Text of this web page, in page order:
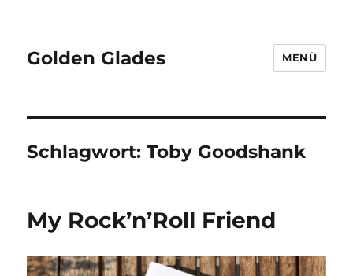
Golden Glades MENÜ
Schlagwort:Toby Goodshank
My Rock’n’Roll Friend